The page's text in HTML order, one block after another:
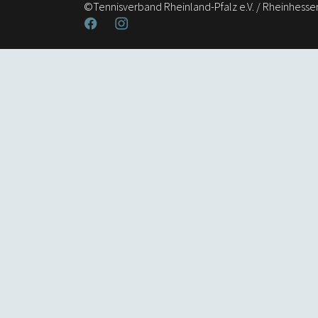
©Tennisverband Rheinland-Pfalz e.V. /
FacebookInstagram